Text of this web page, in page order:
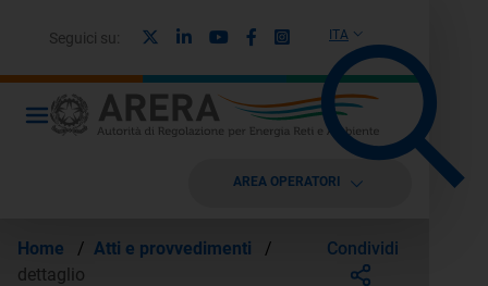
ITA
Seguici su: LinkedinYoutubeFacebook
Instagram
AREA OPERATORI
Home / Atti e provvedimenti
/
dettaglio
Condividi